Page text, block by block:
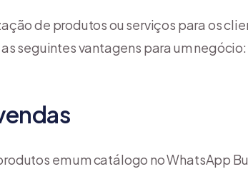
de produtos ou serviços para os
seguintes vantagens para um negócio:
em um catálogo no WhatsApp